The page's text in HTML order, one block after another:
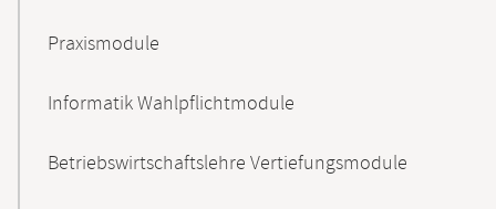
Praxismodule
Informatik Wahlpflichtmodule
Betriebswirtschaftslehre Vertiefungsmodule